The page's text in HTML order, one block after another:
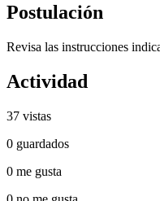
Postulación
Revisa las instrucciones
Actividad
37 vistas
0 guardados
0 me gusta